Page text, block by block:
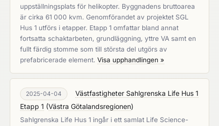
uppställningsplats för helikopter. Byggnadens bruttoarea
är cirka 61 000 kvm. Genomförandet av projektet SGL
Hus 1 utförs i etapper. Etapp 1 omfattar bland annat
fortsatta schaktarbeten, grundläggning, yttre VA samt en
fullt färdig stomme som till största del utgörs av
prefabricerade element. Visa upphandlingen »
2025-04-04
Västfastigheter Sahlgrenska Life Hus 1
Etapp 1 (Västra Götalandsregionen)
Sahlgrenska Life Hus 1 ingår i ett samlat Life Science-